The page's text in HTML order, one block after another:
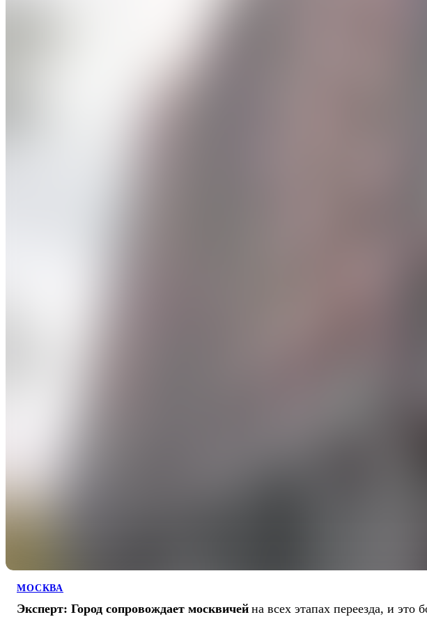
МОСКВА
Эксперт: Город сопровождает москвичей на всех этапах переезда, и